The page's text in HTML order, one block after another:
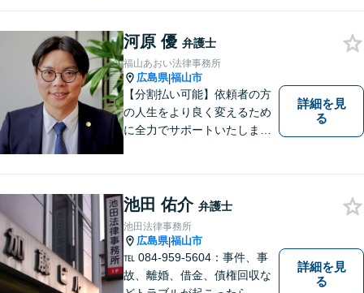
指します。ぜひ一度ご相談に
いらしてください。【駐車場
有】
河原 優 弁護士
福山あおい法律事務所
広島県|福山市
【分割払い可能】依頼者の方
の人生をより良く変えるため
に全力でサポートいたしま
詳細を見
る
池田 佑介 弁護士
池田法律事務所
広島県|福山市
℡ 084-959-5604：事件、事
故、離婚、借金、債権回収な
詳細を見
る